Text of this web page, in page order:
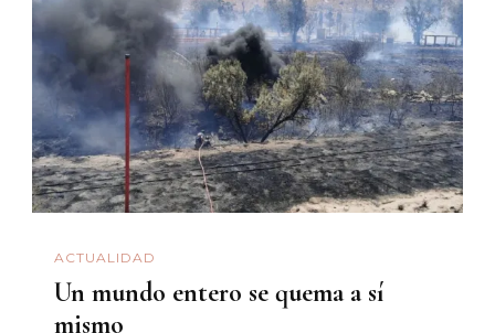
ACTUALIDAD
Un mundo entero se quema a sí
mismo